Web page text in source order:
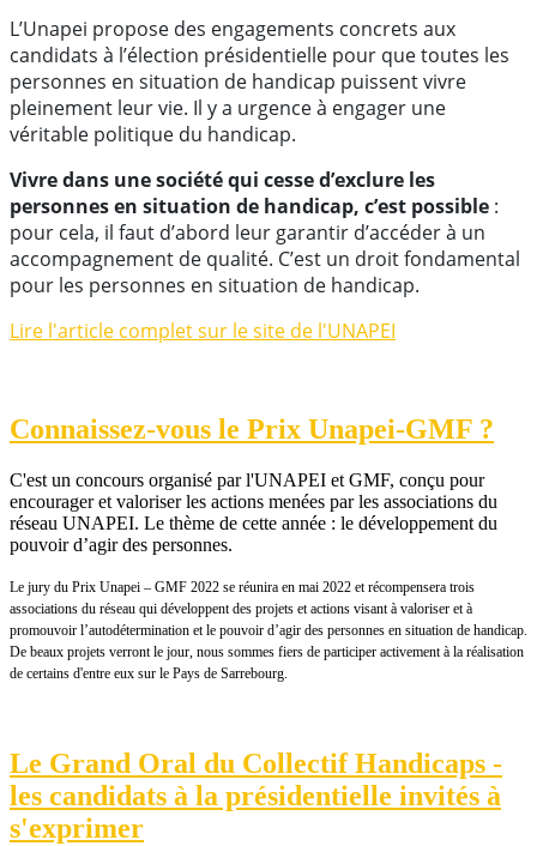
L’Unapei propose des engagements concrets aux
candidats à l’élection présidentielle pour que toutes les
personnes en situation de handicap puissent vivre
pleinement leur vie. Il y a urgence à engager une
véritable politique du handicap.
Vivre dans une société qui cesse d’exclure les
personnes en situation de handicap, c’est possible :
pour cela, il faut d’abord leur garantir d’accéder à un
accompagnement de qualité. C’est un droit fondamental
pour les personnes en situation de handicap.
Lire l'article complet sur le site de l'UNAPEI
Connaissez-vous le Prix Unapei-GMF ?
C'est un concours organisé par l'UNAPEI et GMF, conçu pour
encourager et valoriser les actions menées par les associations du
réseau UNAPEI. Le thème de cette année : le développement du
pouvoir d’agir des personnes.
Le jury du Prix Unapei – GMF 2022 se réunira en mai 2022 et récompensera trois
associations du réseau qui développent des projets et actions visant à valoriser et à
promouvoir l’autodétermination et le pouvoir d’agir des personnes en situation de handicap.
De beaux projets verront le jour, nous sommes fiers de participer activement à la réalisation
de certains d'entre eux sur le Pays de Sarrebourg.
Le Grand Oral du Collectif Handicaps -
les candidats à la présidentielle invités à
s'exprimer